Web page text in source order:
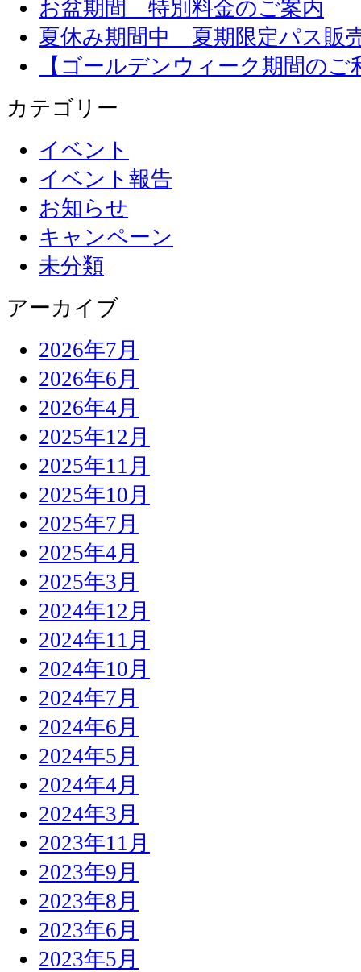
お盆期間 特別料金のご案内
夏休み期間中 夏期限定パス販
【ゴールデンウィーク期間の
カテゴリー
イベント
イベント報告
お知らせ
キャンペーン
未分類
アーカイブ
2026年7月
2026年6月
2026年4月
2025年12月
2025年11月
2025年10月
2025年7月
2025年4月
2025年3月
2024年12月
2024年11月
2024年10月
2024年7月
2024年6月
2024年5月
2024年4月
2024年3月
2023年11月
2023年9月
2023年8月
2023年6月
2023年5月